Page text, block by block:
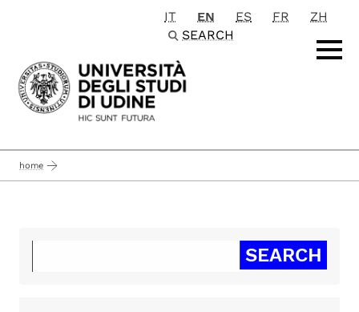
Passa al contenuto principale
IT EN ES FR
ZH
SEARCH
home